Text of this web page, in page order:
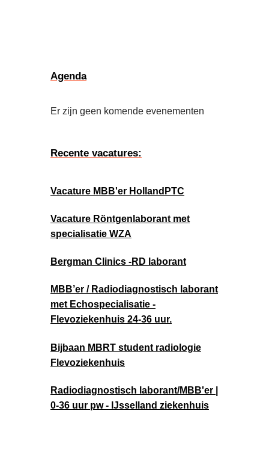
Agenda
Er zijn geen komende evenementen
Recente vacatures:
Vacature MBB'er HollandPTC
Vacature Röntgenlaborant met
specialisatie WZA
Bergman Clinics -RD laborant
MBB’er / Radiodiagnostisch laborant
met Echospecialisatie -
Flevoziekenhuis 24-36 uur.
Bijbaan MBRT student radiologie
Flevoziekenhuis
Radiodiagnostisch laborant/MBB'er |
0-36 uur pw - IJsselland ziekenhuis